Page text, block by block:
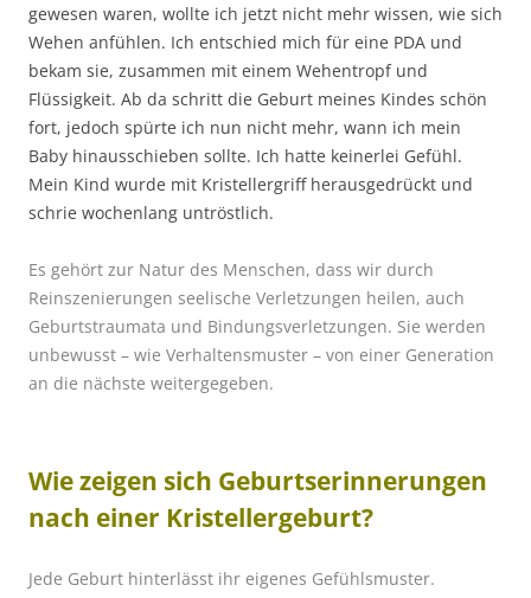
gewesen waren, wollte ich jetzt nicht mehr wissen, wie sich
Wehen anfühlen. Ich entschied mich für eine PDA und
bekam sie, zusammen mit einem Wehentropf und
Flüssigkeit. Ab da schritt die Geburt meines Kindes schön
fort, jedoch spürte ich nun nicht mehr, wann ich mein
Baby hinausschieben sollte. Ich hatte keinerlei Gefühl.
Mein Kind wurde mit Kristellergriff herausgedrückt und
schrie wochenlang untröstlich.
Es gehört zur Natur des Menschen, dass wir durch
Reinszenierungen seelische Verletzungen heilen, auch
Geburtstraumata und Bindungsverletzungen. Sie werden
unbewusst – wie Verhaltensmuster – von einer Generation
an die nächste weitergegeben.
Wie zeigen sich Geburtserinnerungen
nach einer Kristellergeburt?
Jede Geburt hinterlässt ihr eigenes Gefühlsmuster.